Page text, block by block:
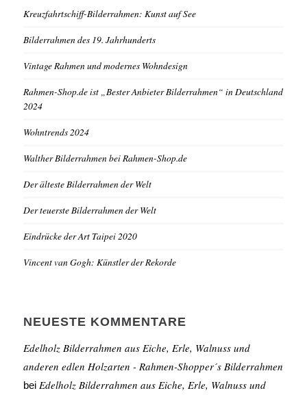
Kreuzfahrtschiff-Bilderrahmen: Kunst auf See
Bilderrahmen des 19. Jahrhunderts
Vintage Rahmen und modernes Wohndesign
Rahmen-Shop.de ist „Bester Anbieter Bilderrahmen“ in Deutschland
2024
Wohntrends 2024
Walther Bilderrahmen bei Rahmen-Shop.de
Der älteste Bilderrahmen der Welt
Der teuerste Bilderrahmen der Welt
Eindrücke der Art Taipei 2020
Vincent van Gogh: Künstler der Rekorde
NEUESTE KOMMENTARE
Edelholz Bilderrahmen aus Eiche, Erle, Walnuss und
anderen edlen Holzarten - Rahmen-Shopper´s Bilderrahmen
bei Edelholz Bilderrahmen aus Eiche, Erle, Walnuss und